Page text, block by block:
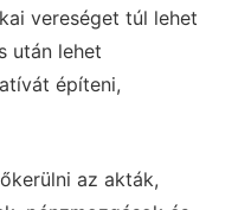
vereséget túl lehet
után lehet
építeni,
az akták,